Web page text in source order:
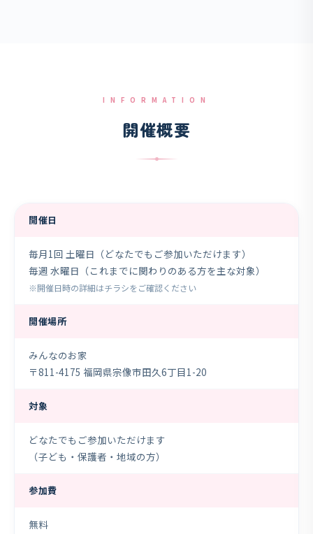
INFORMATION
開催概要
開催日
毎月1回 土曜日（どなたでもご参加いただけます）
毎週 水曜日（これまでに関わりのある方を主な対象）
※開催日時の詳細はチラシをご確認ください
開催場所
みんなのお家
〒811-4175 福岡県宗像市田久6丁目1-20
対象
どなたでもご参加いただけます
（子ども・保護者・地域の方）
参加費
無料